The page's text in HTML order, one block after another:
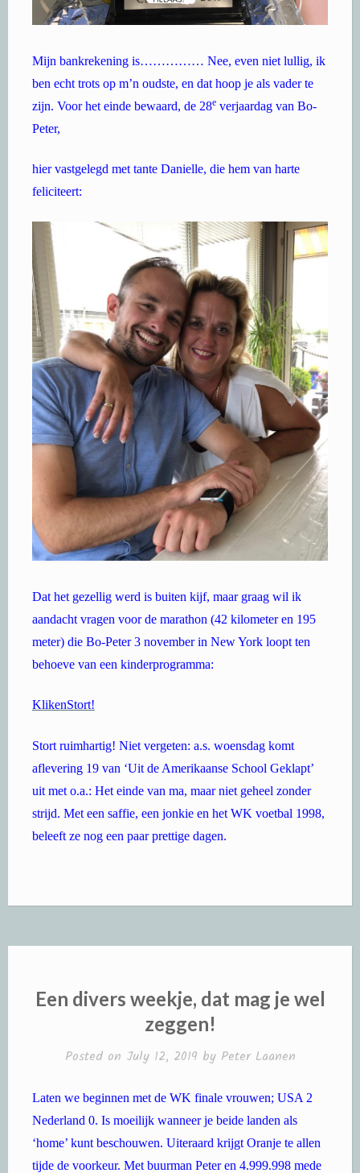
Mijn bankrekening is…………… Nee, even niet lullig, ik
ben echt trots op m’n oudste, en dat hoop je als vader te
zijn. Voor het einde bewaard, de 28e verjaardag van Bo-
Peter,
hier vastgelegd met tante Danielle, die hem van harte
feliciteert:
Dat het gezellig werd is buiten kijf, maar graag wil ik
aandacht vragen voor de marathon (42 kilometer en 195
meter) die Bo-Peter 3 november in New York loopt ten
behoeve van een kinderprogramma:
KlikenStort!
Stort ruimhartig! Niet vergeten: a.s. woensdag komt
aflevering 19 van ‘Uit de Amerikaanse School Geklapt’
uit met o.a.: Het einde van ma, maar niet geheel zonder
strijd. Met een saffie, een jonkie en het WK voetbal 1998,
beleeft ze nog een paar prettige dagen.
Een divers weekje, dat mag je wel
zeggen!
Posted on July 12, 2019 by Peter Laanen
Laten we beginnen met de WK finale vrouwen; USA 2
Nederland 0. Is moeilijk wanneer je beide landen als
‘home’ kunt beschouwen. Uiteraard krijgt Oranje te allen
tijde de voorkeur. Met buurman Peter en 4.999.998 mede